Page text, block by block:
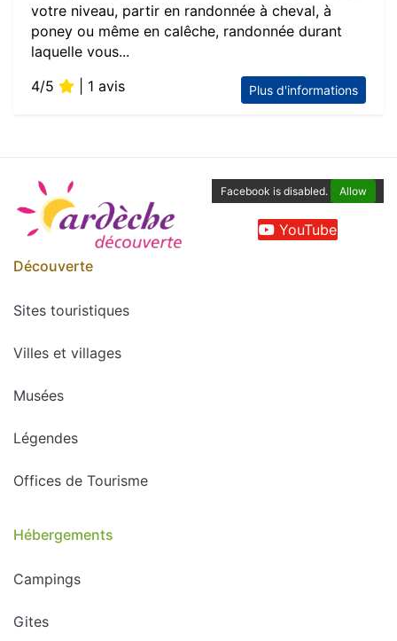
votre niveau, partir en randonnée à cheval, à
poney ou même en calêche, randonnée durant
laquelle vous...
4/5
| 1 avis Plus d'informations
Facebook is disabled. Allow
YouTube
Découverte
Sites touristiques
Villes et villages
Musées
Légendes
Offices de Tourisme
Hébergements
Campings
Gites